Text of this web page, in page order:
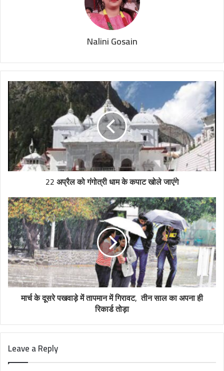
Nalini Gosain
22 अप्रैल को गंगोत्री धाम के कपाट खोले जाएंगे
मार्च के दूसरे पखवाड़े में तापमान में गिरावट, तीन साल का अपना ही
रिकार्ड तोड़ा
Leave a Reply